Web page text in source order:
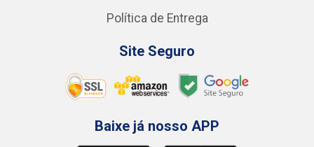
Política de Entrega
Site Seguro
Baixe já nosso APP